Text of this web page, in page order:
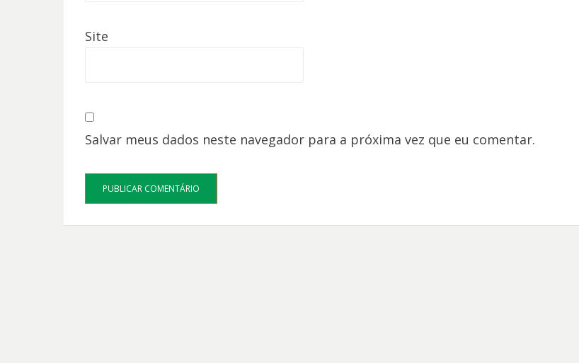
Site
Salvar meus dados neste navegador para a próxima vez que eu comentar.